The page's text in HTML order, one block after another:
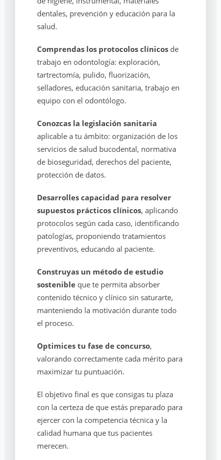
dentales, prevención y educación para la
salud.
Comprendas los protocolos clínicosde
trabajo en odontología: exploración,
tartrectomía, pulido, fluorización,
selladores, educación sanitaria, trabajo en
equipo con el odontólogo.
Conozcas la legislación sanitaria
aplicable a tu ámbito: organización de los
servicios de salud bucodental, normativa
de bioseguridad, derechos del paciente,
protección de datos.
Desarrolles capacidad para resolver
supuestos prácticos clínicos, aplicando
protocolos según cada caso, identificando
patologías, proponiendo tratamientos
preventivos, educando al paciente.
Construyas un método de estudio
sostenibleque te permita absorber
contenido técnico y clínico sin saturarte,
manteniendo la motivación durante todo
el proceso.
Optimices tu fase de concurso,
valorando correctamente cada mérito para
maximizar tu puntuación.
El objetivo final es que consigas tu plaza
con la certeza de que estás preparado para
ejercer con la competencia técnica y la
calidad humana que tus pacientes
merecen.